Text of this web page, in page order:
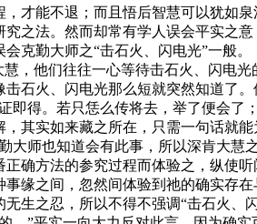
能不退；而且悟后智慧可以犹如
之法。然而却常有学人误会平实之
克勤大师之“击石火、闪电光”一般。
他们往往一心等待击石火、闪电
石火、闪电光那么短就突然知道了
得。若只恁么传将去，举了便会了
其实如来藏之所在，只需一句话就
大师也知道会有此事，所以深肯大慧之
方法的参究过程而体验之，纵使
缘之间，忽然间体验到祂的确实存
生之忍，所以不得不强调“击石火、闪